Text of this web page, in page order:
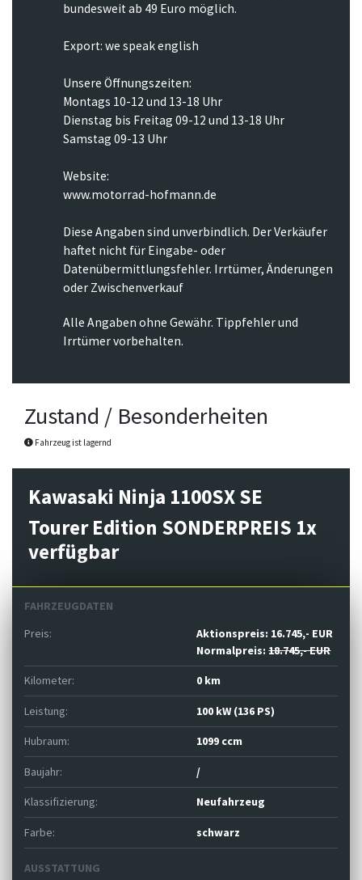
bundesweit ab 49 Euro möglich.
Export: we speak english
Unsere Öffnungszeiten:
Montags 10-12 und 13-18 Uhr
Dienstag bis Freitag 09-12 und 13-18 Uhr
Samstag 09-13 Uhr
Website:
www.motorrad-hofmann.de
Diese Angaben sind unverbindlich. Der Verkäufer
haftet nicht für Eingabe- oder
Datenübermittlungsfehler. Irrtümer, Änderungen
oder Zwischenverkauf
Alle Angaben ohne Gewähr. Tippfehler und
Irrtümer vorbehalten.
Zustand / Besonderheiten
Fahrzeug ist lagernd
Kawasaki Ninja 1100SX SE
Tourer Edition SONDERPREIS 1x
verfügbar
FAHRZEUGDATEN
Preis:
Aktionspreis: 16.745,- EUR
Normalpreis:18.745,- EUR
Kilometer: 0 km
Leistung: 100 kW (136 PS)
Hubraum: 1099 ccm
Baujahr: /
Klassifizierung: Neufahrzeug
Farbe: schwarz
AUSSTATTUNG